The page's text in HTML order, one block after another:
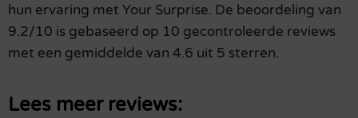
hun ervaring met Your Surprise. De beoordeling van
9.2/10 is gebaseerd op 10 gecontroleerde reviews
met een gemiddelde van 4.6 uit 5 sterren.
Lees meer reviews: